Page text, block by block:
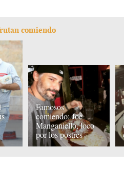
comiendo
Famosos
comiendo: Joe
Manganiello, loco
por los postres